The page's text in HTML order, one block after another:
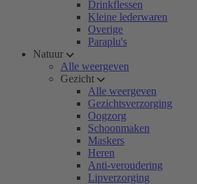
Drinkflessen
Kleine lederwaren
Overige
Paraplu's
Natuur
Alle weergeven
Gezicht
Alle weergeven
Gezichtsverzorging
Oogzorg
Schoonmaken
Maskers
Heren
Anti-veroudering
Lipverzorging